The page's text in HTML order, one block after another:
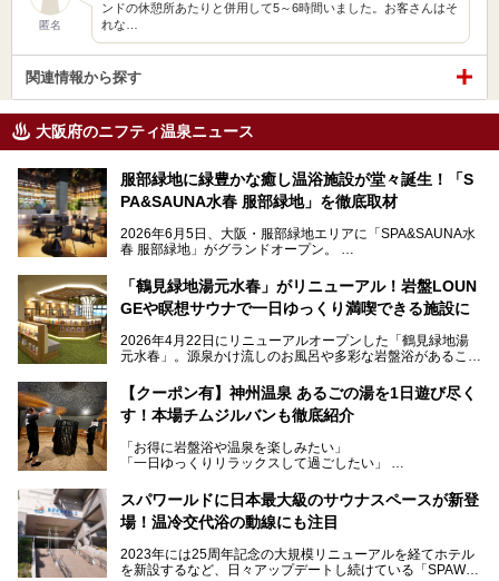
匿名
ンドの休憩所あたりと併用して5～6時間いました。お客さんはそ
れな…
関連情報から探す
大阪府のニフティ温泉ニュース
服部緑地に緑豊かな癒し温浴施設が堂々誕生！「S
PA&SAUNA水春 服部緑地」を徹底取材
2026年6月5日、大阪・服部緑地エリアに「SPA&SAUNA水
春 服部緑地」がグランドオープン。
当初の計画から約5年の時を経て誕生した本施設は、温泉・
サウナ・岩盤浴・フィットネス・ラウンジ・レストランなど
を融合した、これまでの“水春”のイメージをさらに進化させ
今回はオープン前の内覧会に参加し、館内のこだわりポイン
サウナー注目の3種のサウナや160cmの深水風呂、没入感の
高い岩盤浴エリア、日本最大の台数を誇る最新AIフィットネ
スマシンなど、見どころ満載の館内を詳しくご紹介します。
「鶴見緑地湯元水春」がリニューアル！岩盤LOUN
GEや瞑想サウナで一日ゆっくり満喫できる施設に
2026年4月22日にリニューアルオープンした「鶴見緑地湯
元水春」。源泉かけ流しのお風呂や多彩な岩盤浴があること
に“一日中くつろげる場所”としてパワーアップしています。
今回のリニューアルでは、新たに登場した瞑想サウナをはじ
見どころが盛りだくさん。日常の疲れを癒やしたい方はもち
ろん、休日にゆったり過ごしたい方にもぴったりの内容とな
本記事では、そんなリニューアル後の注目ポイントを詳しく
紹介します。これから「鶴見緑地湯元水春」に訪れる方や、
い。
【クーポン有】神州温泉 あるごの湯を1日遊び尽く
す！本場チムジルバンも徹底紹介
「お得に岩盤浴や温泉を楽しみたい」
「一日ゆっくりリラックスして過ごしたい」
利用できる「神州温泉 あるごの湯」です。
あるごの湯は、大阪府豊中市にある日帰り温浴施設で、阪急
チムジルバン（岩盤浴）を中心に、発汗・リラックス・漫画
タイムまで満喫できる長時間滞在型の施設なので、一日中ゆ
スパワールドに日本最大級のサウナスペースが新登
場！温冷交代浴の動線にも注目
2023年には25周年記念の大規模リニューアルを経てホテル
を新設するなど、日々アップデートし続けている「SPAWO